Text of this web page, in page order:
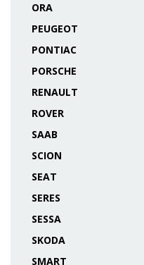
ORA
PEUGEOT
PONTIAC
PORSCHE
RENAULT
ROVER
SAAB
SCION
SEAT
SERES
SESSA
SKODA
SMART